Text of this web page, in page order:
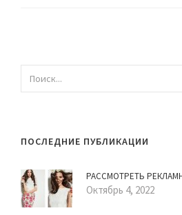
ПОСЛЕДНИЕ ПУБЛИКАЦИИ
РАССМОТРЕТЬ
Октябрь 4, 2022